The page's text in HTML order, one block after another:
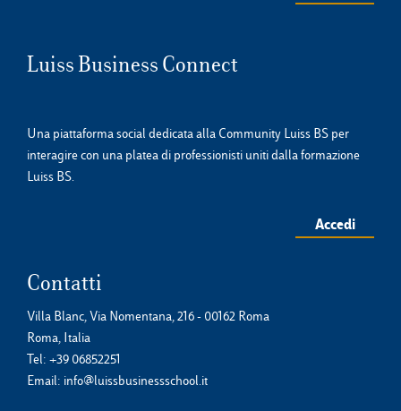
Luiss Business Connect
Una piattaforma social dedicata alla Community Luiss BS per
interagire con una platea di professionisti uniti dalla formazione
Luiss BS.
Accedi
Contatti
Villa Blanc, Via Nomentana, 216 - 00162 Roma
Roma, Italia
Tel: +39 06852251
Email: info@luissbusinessschool.it